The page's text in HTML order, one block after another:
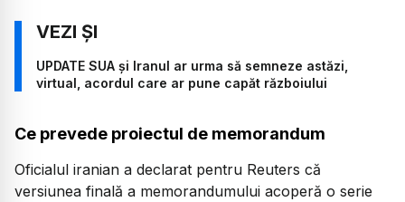
UPDATE SUA și Iranul ar urma să semneze astăzi,
virtual, acordul care ar pune capăt războiului
Ce prevede proiectul de memorandum
Oficialul iranian a declarat pentru Reuters că
versiunea finală a memorandumului acoperă o serie